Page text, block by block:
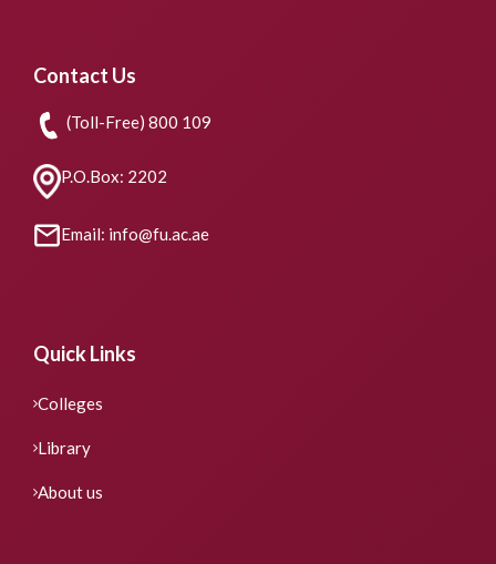
Contact Us
(Toll-Free) 800 109
P.O.Box: 2202
Email: info@fu.ac.ae
Quick Links
Colleges
Library
About us